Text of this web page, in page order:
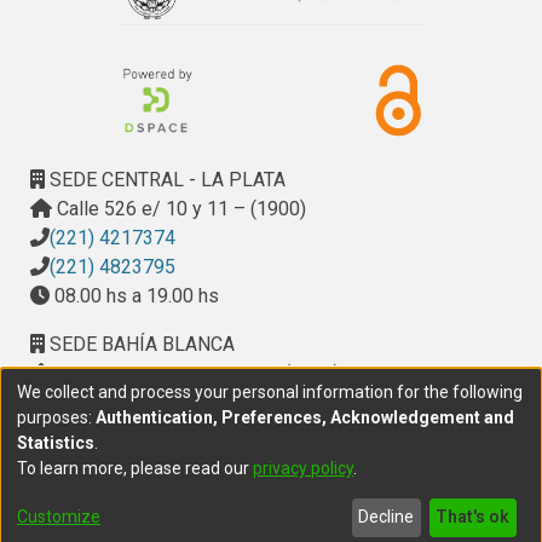
SEDE CENTRAL - LA PLATA
Calle 526 e/ 10 y 11 – (1900)
(221) 4217374
(221) 4823795
08.00 hs a 19.00 hs
SEDE BAHÍA BLANCA
Calle Ciudad de Cali 320 – (8000). Universidad
Provincial del Sudoeste (UPSO)
(291) 459 2550, interno 147
10.00 h a 14.00 h
We collect and process your personal information for the following
purposes: Authentication, Preferences, Acknowledgement and
Statistics
To learn more, please read ourprivacy policy.
Customize Decline That's ok